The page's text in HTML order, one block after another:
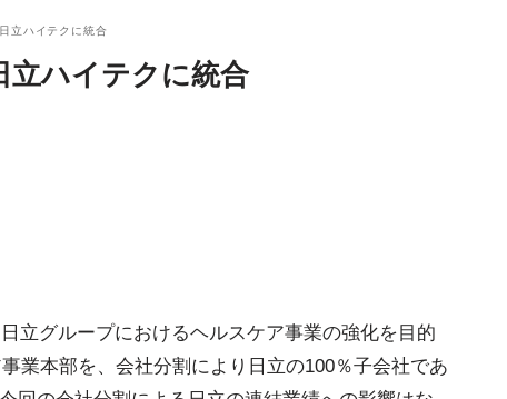
立ハイテクに統合
立ハイテクに統合
立グループにおけるヘルスケア事業の強化を目的
業本部を、会社分割により日立の100％子会社であ